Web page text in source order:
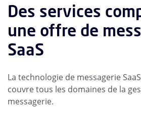
Des services
une offre de
SaaS
La technologie de messagerie
couvre tous les domaines de la
messagerie.